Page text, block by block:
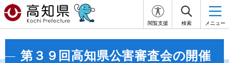
閲覧支援 検索 メニュー
第３９回高知県公害審査会の開催